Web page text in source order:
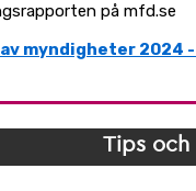
på mfd.se
myndigheter 2024 -
Tips och